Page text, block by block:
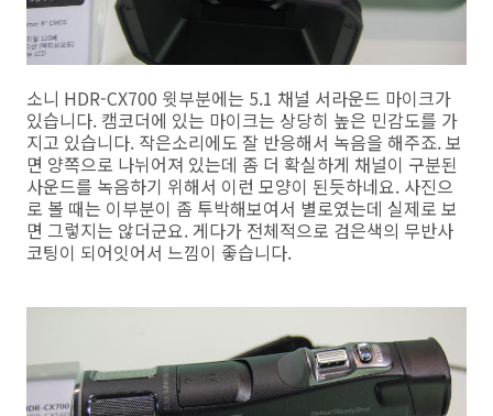
소니 HDR-CX700 윗부분에는 5.1 채널 서라운드 마이크가
있습니다. 캠코더에 있는 마이크는 상당히 높은 민감도를 가
지고 있습니다. 작은소리에도 잘 반응해서 녹음을 해주죠. 보
면 양쪽으로 나뉘어져 있는데 좀 더 확실하게 채널이 구분된
사운드를 녹음하기 위해서 이런 모양이 된듯하네요. 사진으
로 볼 때는 이부분이 좀 투박해보여서 별로였는데 실제로 보
면 그렇지는 않더군요. 게다가 전체적으로 검은색의 무반사
코팅이 되어잇어서 느낌이 좋습니다.